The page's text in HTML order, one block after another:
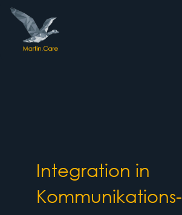
Zum Inhalt springen
Integration in
Kommunikations-